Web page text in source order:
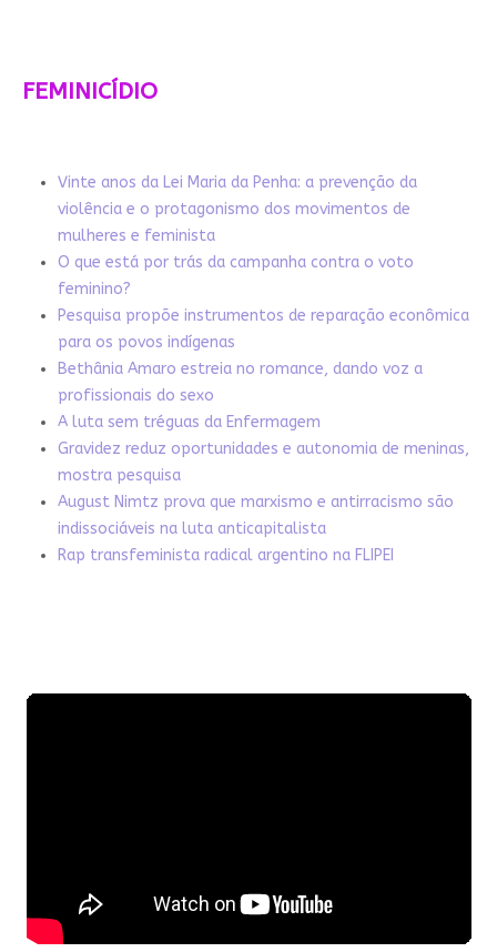
FEMINICÍDIO
Vinte anos da Lei Maria da Penha: a prevenção da
violência e o protagonismo dos movimentos de
mulheres e feminista
O que está por trás da campanha contra o voto
feminino?
Pesquisa propõe instrumentos de reparação econômica
para os povos indígenas
Bethânia Amaro estreia no romance, dando voz a
profissionais do sexo
A luta sem tréguas da Enfermagem
Gravidez reduz oportunidades e autonomia de meninas,
mostra pesquisa
August Nimtz prova que marxismo e antirracismo são
indissociáveis na luta anticapitalista
Rap transfeminista radical argentino na FLIPEI